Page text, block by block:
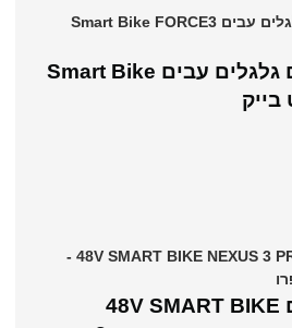
אופניים חשמליים גלגלים עבים Smart Bike
אופניים חשמליים 48V SMART BIKE